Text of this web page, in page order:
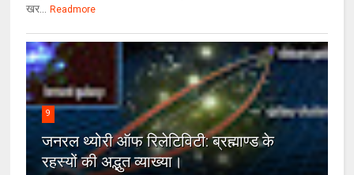
खर...
Readmore
9
जनरल थ्‍योरी ऑफ रिलेटिविटी: ब्रह्माण्‍ड के
रहस्‍यों की अद्भुत व्‍याख्‍या।